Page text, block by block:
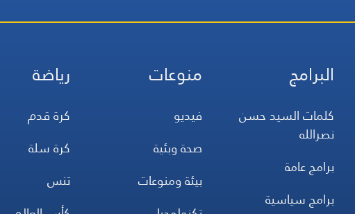
البرامج
كلمات السيد حسن
نصرالله
برامج عامة
برامج سياسية
منوعات
فيديو
صحة وبئية
بيئة ومنوعات
رياضة
كرة قدم
كرة سلة
تنس